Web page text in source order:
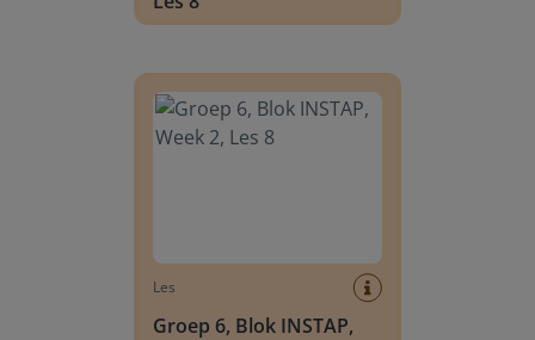
Les
Groep 6, Blok INSTAP,